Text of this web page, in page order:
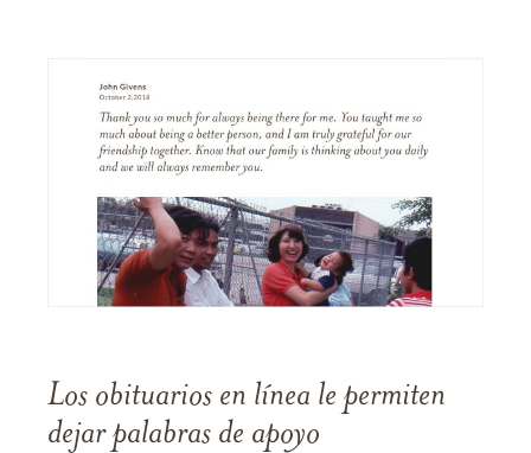
Los obituarios en línea le permiten
dejar palabras de apoyo